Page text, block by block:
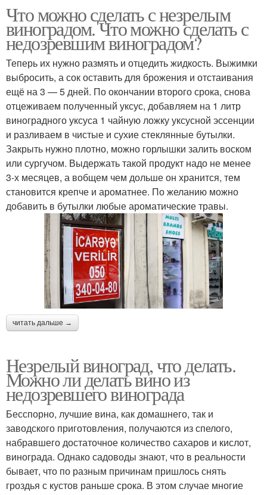
Что можно сделать с незрелым
виноградом. Что можно сделать с
недозревшим виноградом?
Теперь их нужно размять и отцедить жидкость. Выжимки
выбросить, а сок оставить для брожения и отстаивания
ещё на 3 — 5 дней. По окончании второго срока, снова
отцеживаем полученный уксус, добавляем на 1 литр
виноградного уксуса 1 чайную ложку уксусной эссенции
и разливаем в чистые и сухие стеклянные бутылки.
Закрыть нужно плотно, можно горлышки залить воском
или сургучом. Выдержать такой продукт надо не менее
3-х месяцев, а вобщем чем дольше он хранится, тем
становится крепче и ароматнее. По желанию можно
добавить в бутылки любые ароматические травы.
читать дальше →
Незрелый виноград, что делать.
Можно ли делать вино из
недозревшего винограда
Бесспорно, лучшие вина, как домашнего, так и
заводского приготовления, получаются из спелого,
набравшего достаточное количество сахаров и кислот,
винограда. Однако садоводы знают, что в реальности
бывает, что по разным причинам пришлось снять
гроздья с кустов раньше срока. В этом случае многие